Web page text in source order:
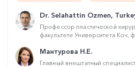
Dr. Selahattin Ozmen,
Профессор пластической
факультете Университета Коч,
Мантурова Н.Е.
Главный внештатный